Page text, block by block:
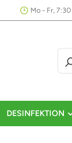
Mo - Fr,
DESINFEKTION